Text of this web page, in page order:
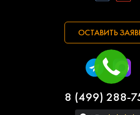
ОСТАВИТЬ
8 (499) 288-